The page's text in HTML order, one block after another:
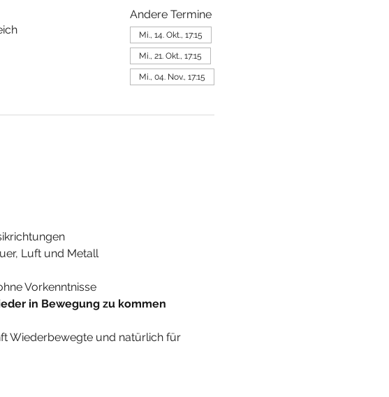
Andere Termine
Mi., 14. Okt., 17:15
Mi., 21. Okt., 17:15
Mi., 04. Nov., 17:15
Luft und Metall
Vorkenntnisse
in Bewegung zu kommen
Wiederbewegte und natürlich für